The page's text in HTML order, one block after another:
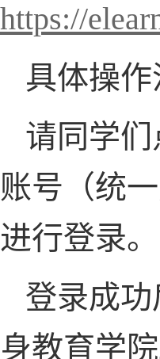
https://
具体操作
请同学
账号（统
进行登录。
登录成
身教育学院